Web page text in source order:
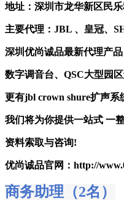
地址：深圳市龙华新区民
主要代理：JBL 、皇冠、
深圳优尚诚品最新代理产
数字调音台、QSC大型园
更有jbl crown shure扩声系
我们将为你提供一站式 一
资料索取与咨询!
优尚诚品官网：http://
商务助理（2名）